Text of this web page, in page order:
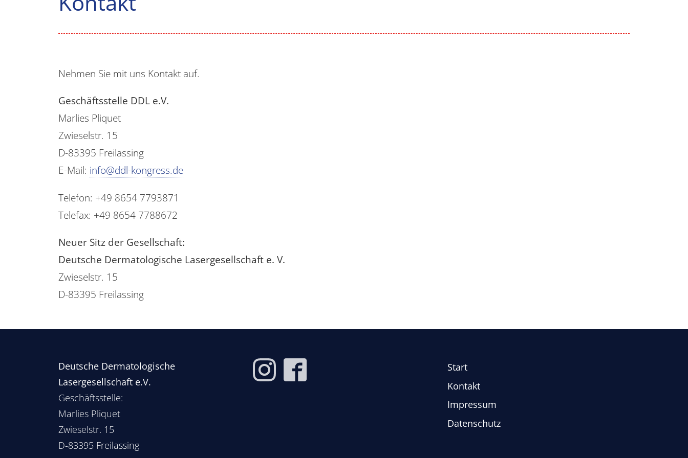
Nehmen Sie mit uns Kontakt auf.
Geschäftsstelle DDL e.V.
Marlies Pliquet
Zwieselstr. 15
D-83395 Freilassing
E-Mail: info@ddl-kongress.de
Telefon: +49 8654 7793871
Telefax: +49 8654 7788672
Neuer Sitz der Gesellschaft:
Deutsche Dermatologische Lasergesellschaft e. V.
Zwieselstr. 15
D-83395 Freilassing
Deutsche Dermatologische
Lasergesellschaft e.V.
Geschäftsstelle:
Marlies Pliquet
Zwieselstr. 15
D-83395 Freilassing
Start
Kontakt
Impressum
Datenschutz